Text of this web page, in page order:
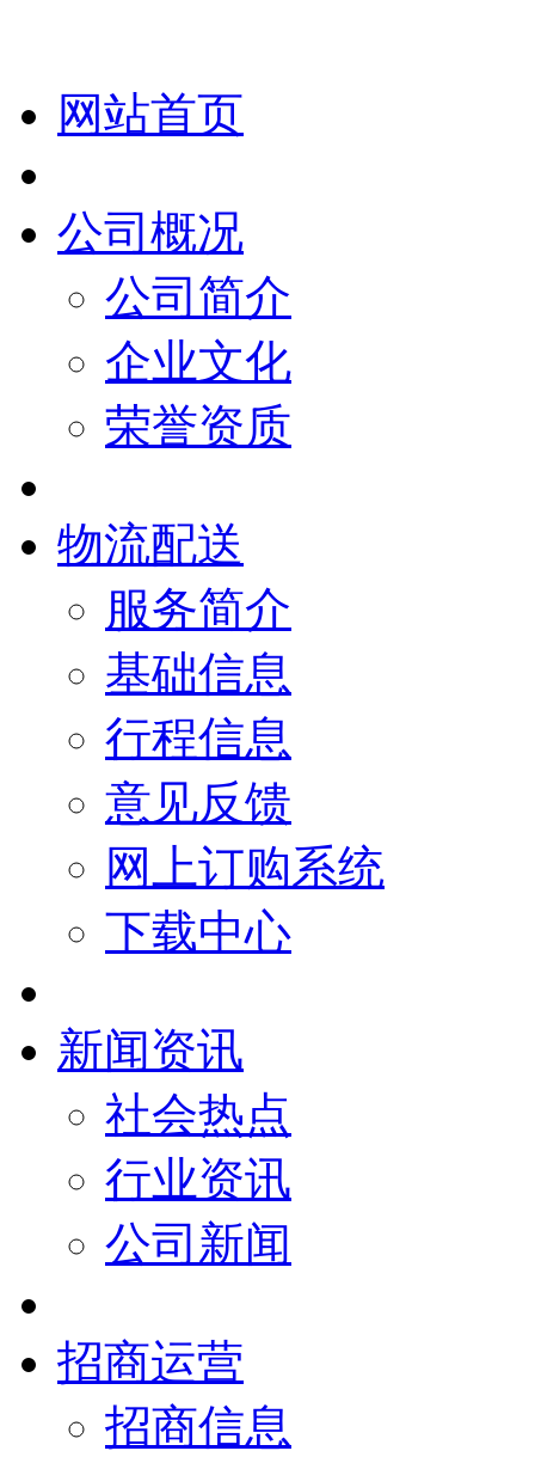
网站首页
公司概况
公司简介
企业文化
荣誉资质
物流配送
服务简介
基础信息
行程信息
意见反馈
网上订购系统
下载中心
新闻资讯
社会热点
行业资讯
公司新闻
招商运营
招商信息